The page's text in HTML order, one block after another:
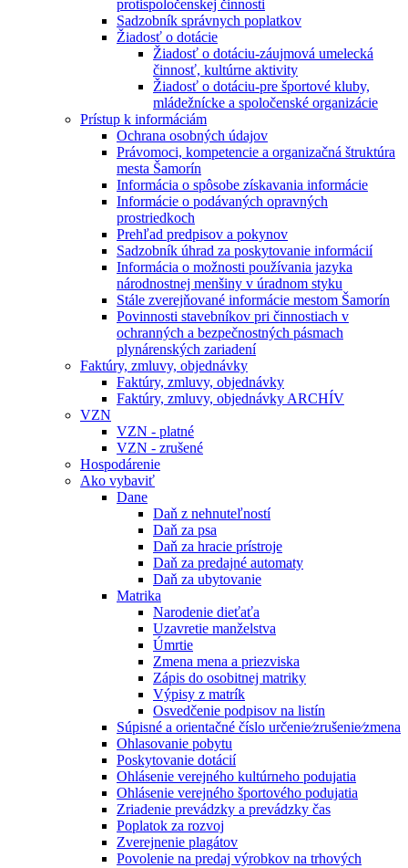
protispoločenskej činnosti
Sadzobník správnych poplatkov
Žiadosť o dotácie
Žiadosť o dotáciu-záujmová umelecká
činnosť, kultúrne aktivity
Žiadosť o dotáciu-pre športové kluby,
mládežnícke a spoločenské organizácie
Prístup k informáciám
Ochrana osobných údajov
Právomoci, kompetencie a organizačná štruktúra
mesta Šamorín
Informácia o spôsobe získavania informácie
Informácie o podávaných opravných
prostriedkoch
Prehľad predpisov a pokynov
Sadzobník úhrad za poskytovanie informácií
Informácia o možnosti používania jazyka
národnostnej menšiny v úradnom styku
Stále zverejňované informácie mestom Šamorín
Povinnosti stavebníkov pri činnostiach v
ochranných a bezpečnostných pásmach
plynárenských zariadení
Faktúry, zmluvy, objednávky
Faktúry, zmluvy, objednávky
Faktúry, zmluvy, objednávky ARCHÍV
VZN
VZN - platné
VZN - zrušené
Hospodárenie
Ako vybaviť
Dane
Daň z nehnuteľností
Daň za psa
Daň za hracie prístroje
Daň za predajné automaty
Daň za ubytovanie
Matrika
Narodenie dieťaťa
Uzavretie manželstva
Úmrtie
Zmena mena a priezviska
Zápis do osobitnej matriky
Výpisy z matrík
Osvedčenie podpisov na listín
Súpisné a orientačné číslo určenie⁄zrušenie⁄zmena
Ohlasovanie pobytu
Poskytovanie dotácií
Ohlásenie verejného kultúrneho podujatia
Ohlásenie verejného športového podujatia
Zriadenie prevádzky a prevádzky čas
Poplatok za rozvoj
Zverejnenie plagátov
Povolenie na predaj výrobkov na trhových